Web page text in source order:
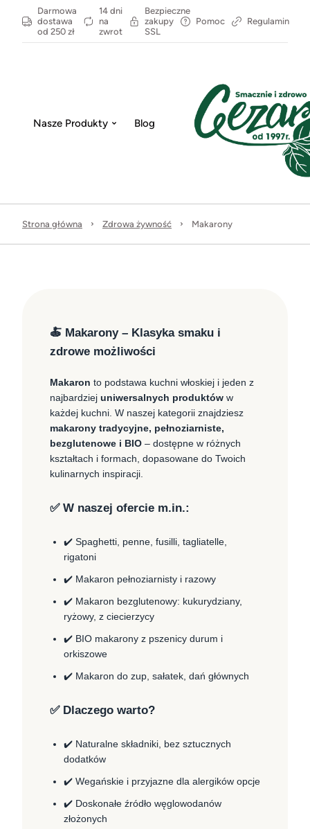
Darmowa
dostawa
od 250 zł
14 dni
na
zwrot
Bezpieczne
zakupy
SSL
Pomoc Regulamin
Nasze Produkty Blog
Strona główna Zdrowa żywność Makarony
🍝 Makarony – Klasyka smaku i
zdrowe możliwości
Makaron to podstawa kuchni włoskiej i jeden z
najbardziej uniwersalnych produktów w
każdej kuchni. W naszej kategorii znajdziesz
makarony tradycyjne, pełnoziarniste,
bezglutenowe i BIO – dostępne w różnych
kształtach i formach, dopasowane do Twoich
kulinarnych inspiracji.
✅ W naszej ofercie m.in.:
✔️ Spaghetti, penne, fusilli, tagliatelle,
rigatoni
✔️ Makaron pełnoziarnisty i razowy
✔️ Makaron bezglutenowy: kukurydziany,
ryżowy, z ciecierzycy
✔️ BIO makarony z pszenicy durum i
orkiszowe
✔️ Makaron do zup, sałatek, dań głównych
✅ Dlaczego warto?
✔️ Naturalne składniki, bez sztucznych
dodatków
✔️ Wegańskie i przyjazne dla alergików opcje
✔️ Doskonałe źródło węglowodanów
złożonych